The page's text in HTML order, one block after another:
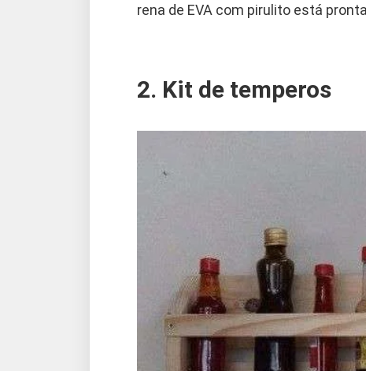
rena de EVA com pirulito está
2. Kit de temperos